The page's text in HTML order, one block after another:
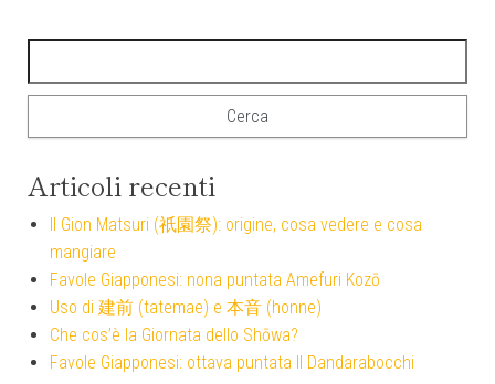
Articoli recenti
Il Gion Matsuri (祇園祭): origine, cosa vedere e cosa
mangiare
Favole Giapponesi: nona puntata Amefuri Kozō
Uso di 建前 (tatemae) e 本音 (honne)
Che cos’è la Giornata dello Shōwa?
Favole Giapponesi: ottava puntata Il Dandarabocchi